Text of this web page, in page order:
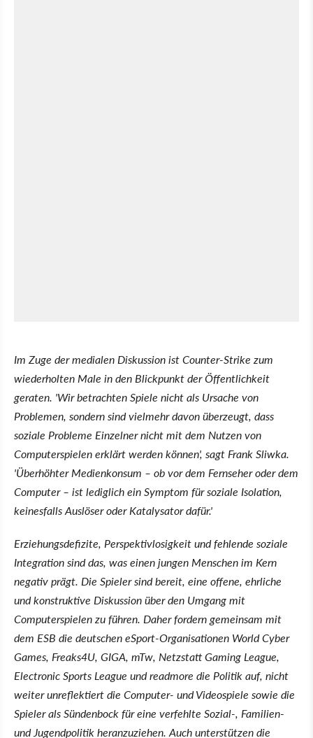
Im Zuge der medialen Diskussion ist Counter-Strike zum
wiederholten Male in den Blickpunkt der Öffentlichkeit
geraten. 'Wir betrachten Spiele nicht als Ursache von
Problemen, sondern sind vielmehr davon überzeugt, dass
soziale Probleme Einzelner nicht mit dem Nutzen von
Computerspielen erklärt werden können', sagt Frank Sliwka.
'Überhöhter Medienkonsum – ob vor dem Fernseher oder dem
Computer – ist lediglich ein Symptom für soziale Isolation,
keinesfalls Auslöser oder Katalysator dafür.'
Erziehungsdefizite, Perspektivlosigkeit und fehlende soziale
Integration sind das, was einen jungen Menschen im Kern
negativ prägt. Die Spieler sind bereit, eine offene, ehrliche
und konstruktive Diskussion über den Umgang mit
Computerspielen zu führen. Daher fordern gemeinsam mit
dem ESB die deutschen eSport-Organisationen World Cyber
Games, Freaks4U, GIGA, mTw, Netzstatt Gaming League,
Electronic Sports League und readmore die Politik auf, nicht
weiter unreflektiert die Computer- und Videospiele sowie die
Spieler als Sündenbock für eine verfehlte Sozial-, Familien-
und Jugendpolitik heranzuziehen. Auch unterstützen die